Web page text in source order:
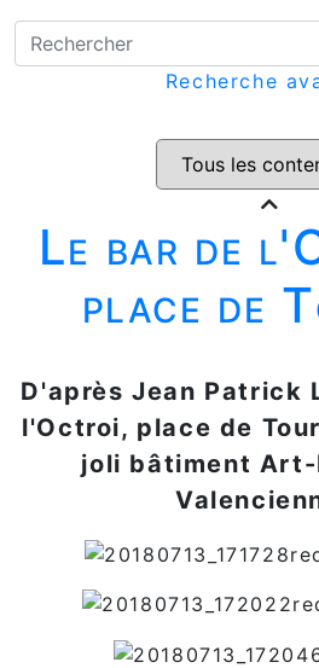
Recherche
Le bar de
place de
D'après Jean Patrick
l'Octroi, place de
joli bâtiment Art-